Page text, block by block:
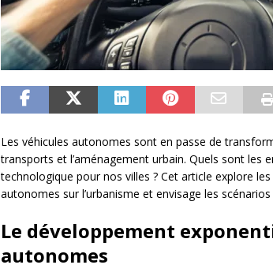
Les véhicules autonomes sont en passe de
transports et l’aménagement urbain. Quels sont les
technologique pour nos villes ? Cet article explore
autonomes sur l’urbanisme et envisage les scénarios
Le développement
autonomes